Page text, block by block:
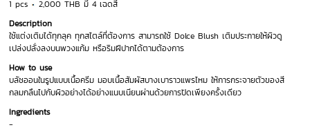
1 pcs
2,000 THB มี 4 เฉดสี
Description
ใช้แต่งเติมได้ทุกลุค ทุกสไตล์ที่ต้องการ สามารถใช้ Dolce Blush เติมประกายให้ผิวดู
เปล่งปลั่งลงบนพวงแก้ม หรือริมฝีปากได้ตามต้องการ
How to use
บลัชออนในรูปแบบเนื้อครีม มอบเนื้อสัมผัสบางเบาราวแพรไหม ให้การกระจายตัวของสี
กลมกลืนไปกับผิวอย่างได้อย่างแนบเนียนผ่านด้วยการปัดเพียงครั้งเดียว
Ingredients
-